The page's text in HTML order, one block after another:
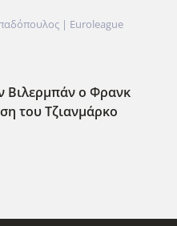
| Euroleague
Βιλερμπάν ο Φρανκ
του Τζιανμάρκο